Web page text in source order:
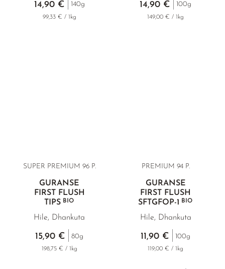
14,90 € 140g
99,33 € / 1kg
14,90 € 100g
149,00 € / 1kg
SUPER PREMIUM 96 P.
GURANSE
FIRST FLUSH
TIPSBIO
Hile, Dhankuta
15,90 € 80g
198,75 € / 1kg
PREMIUM 94 P.
GURANSE
FIRST FLUSH
SFTGFOP-1BIO
Hile, Dhankuta
11,90 € 100g
119,00 € / 1kg